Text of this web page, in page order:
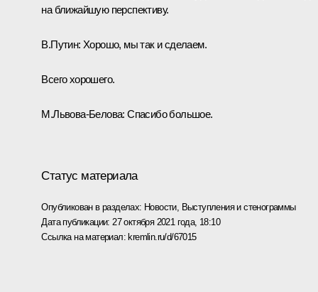
на ближайшую перспективу.
В.Путин: Хорошо, мы так и сделаем.
Всего хорошего.
М.Львова-Белова: Спасибо большое.
Статус материала
Опубликован в разделах: Новости, Выступления и стенограммы
Дата публикации: 27 октября 2021 года, 18:10
Ссылка на материал: kremlin.ru/d/67015